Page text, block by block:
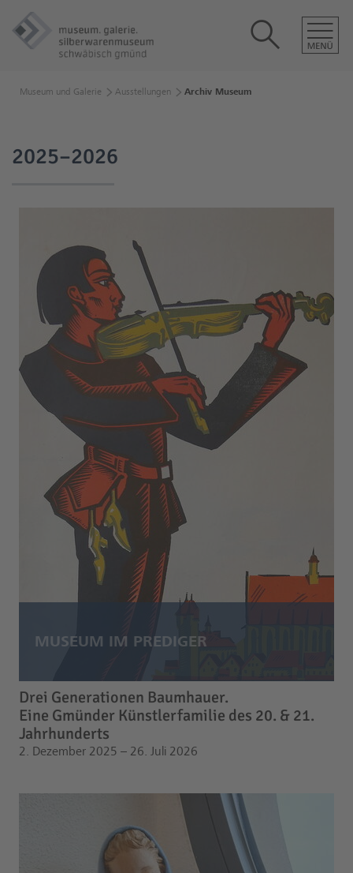
Museum und Galerie Ausstellungen Archiv Museum
2025–2026
Drei Generationen Baumhauer.
Eine Gmünder Künstlerfamilie des 20. & 21.
Jahrhunderts
2. Dezember 2025 – 26. Juli 2026